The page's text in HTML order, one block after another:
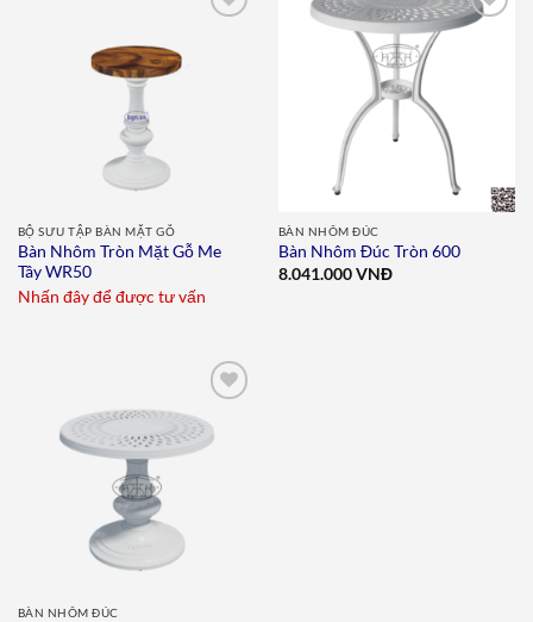
BỘ SƯU TẬP BÀN MẶT GỖ
Bàn Nhôm Tròn Mặt Gỗ Me
Tây WR50
Nhấn đây để được tư vấn
Add to
BÀN NHÔM ĐÚC
Bàn Nhôm Đúc Tròn 600
8.041.000VNĐ
Add to
wishlist
BÀN NHÔM ĐÚC